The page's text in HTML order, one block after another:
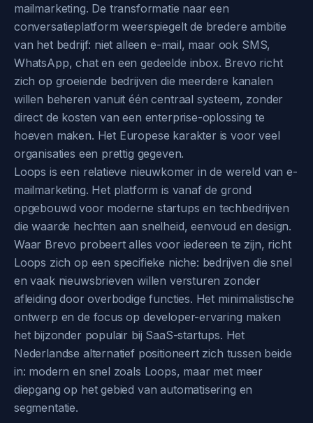
mailmarketing. De transformatie naar een
conversatieplatform weerspiegelt de bredere ambitie
van het bedrijf: niet alleen e-mail, maar ook SMS,
WhatsApp, chat en een gedeelde inbox. Brevo richt
zich op groeiende bedrijven die meerdere kanalen
willen beheren vanuit één centraal systeem, zonder
direct de kosten van een enterprise-oplossing te
hoeven maken. Het Europese karakter is voor veel
organisaties een prettig gegeven.
Loops is een relatieve nieuwkomer in de wereld van e-
mailmarketing. Het platform is vanaf de grond
opgebouwd voor moderne startups en techbedrijven
die waarde hechten aan snelheid, eenvoud en design.
Waar Brevo probeert alles voor iedereen te zijn, richt
Loops zich op een specifieke niche: bedrijven die snel
en vaak nieuwsbrieven willen versturen zonder
afleiding door overbodige functies. Het minimalistische
ontwerp en de focus op developer-ervaring maken
het bijzonder populair bij SaaS-startups. Het
Nederlandse alternatief positioneert zich tussen beide
in: modern en snel zoals Loops, maar met meer
diepgang op het gebied van automatisering en
segmentatie.